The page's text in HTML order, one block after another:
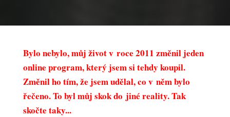
Bylo nebylo, můj život v roce 2011 změnil jeden
online program, který jsem si tehdy koupil.
Změnil ho tím, že jsem udělal, co v něm bylo
řečeno. To byl můj skok do jiné reality. Tak
skočte taky...